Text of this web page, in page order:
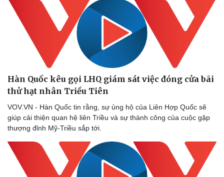
Hàn Quốc kêu gọi LHQ giám sát việc đóng cửa bãi
thử hạt nhân Triều Tiên
VOV.VN - Hàn Quốc tin rằng, sự ủng hộ của Liên Hợp Quốc sẽ
giúp cải thiện quan hệ liên Triều và sự thành công của cuộc gặp
thượng đỉnh Mỹ-Triều sắp tới.